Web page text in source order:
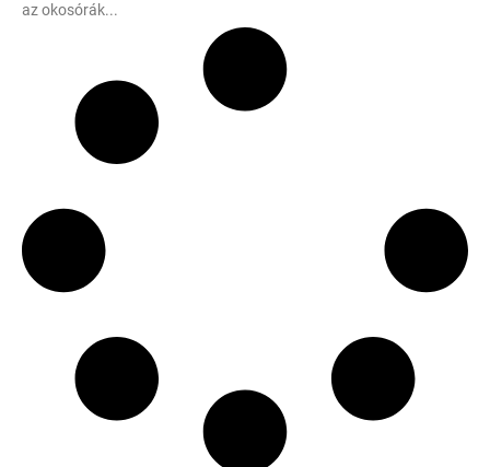
az okosórák